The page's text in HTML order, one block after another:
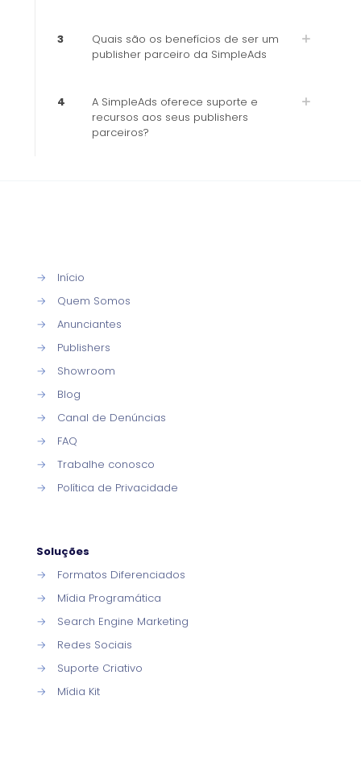
3
Quais são os benefícios de ser um
publisher parceiro da SimpleAds
4
A SimpleAds oferece suporte e
recursos aos seus publishers
parceiros?
→
Início
→
Quem Somos
→
Anunciantes
→
Publishers
→
Showroom
→
Blog
→
Canal de Denúncias
→
FAQ
→
Trabalhe conosco
→
Política de Privacidade
Soluções
→
Formatos Diferenciados
→
Mídia Programática
→
Search Engine Marketing
→
Redes Sociais
→
Suporte Criativo
→
Mídia Kit